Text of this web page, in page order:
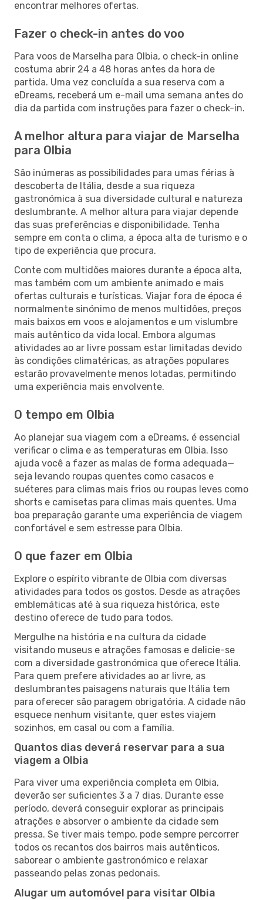
encontrar melhores ofertas.
Fazer o check-in antes do voo
Para voos de Marselha para Olbia, o check-in online
costuma abrir 24 a 48 horas antes da hora de
partida. Uma vez concluída a sua reserva com a
eDreams, receberá um e-mail uma semana antes do
dia da partida com instruções para fazer o check-in.
A melhor altura para viajar de Marselha
para Olbia
São inúmeras as possibilidades para umas férias à
descoberta de Itália, desde a sua riqueza
gastronómica à sua diversidade cultural e natureza
deslumbrante. A melhor altura para viajar depende
das suas preferências e disponibilidade. Tenha
sempre em conta o clima, a época alta de turismo e o
tipo de experiência que procura.
Conte com multidões maiores durante a época alta,
mas também com um ambiente animado e mais
ofertas culturais e turísticas. Viajar fora de época é
normalmente sinónimo de menos multidões, preços
mais baixos em voos e alojamentos e um vislumbre
mais autêntico da vida local. Embora algumas
atividades ao ar livre possam estar limitadas devido
às condições climatéricas, as atrações populares
estarão provavelmente menos lotadas, permitindo
uma experiência mais envolvente.
O tempo em Olbia
Ao planejar sua viagem com a eDreams, é essencial
verificar o clima e as temperaturas em Olbia. Isso
ajuda você a fazer as malas de forma adequada—
seja levando roupas quentes como casacos e
suéteres para climas mais frios ou roupas leves como
shorts e camisetas para climas mais quentes. Uma
boa preparação garante uma experiência de viagem
confortável e sem estresse para Olbia.
O que fazer em Olbia
Explore o espírito vibrante de Olbia com diversas
atividades para todos os gostos. Desde as atrações
emblemáticas até à sua riqueza histórica, este
destino oferece de tudo para todos.
Mergulhe na história e na cultura da cidade
visitando museus e atrações famosas e delicie-se
com a diversidade gastronómica que oferece Itália.
Para quem prefere atividades ao ar livre, as
deslumbrantes paisagens naturais que Itália tem
para oferecer são paragem obrigatória. A cidade não
esquece nenhum visitante, quer estes viajem
sozinhos, em casal ou com a família.
Quantos dias deverá reservar para a sua
viagem a Olbia
Para viver uma experiência completa em Olbia,
deverão ser suficientes 3 a 7 dias. Durante esse
período, deverá conseguir explorar as principais
atrações e absorver o ambiente da cidade sem
pressa. Se tiver mais tempo, pode sempre percorrer
todos os recantos dos bairros mais autênticos,
saborear o ambiente gastronómico e relaxar
passeando pelas zonas pedonais.
Alugar um automóvel para visitar Olbia